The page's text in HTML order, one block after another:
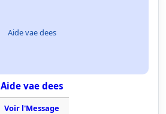
Aide vae dees
Aide vae dees
Voir l'Message